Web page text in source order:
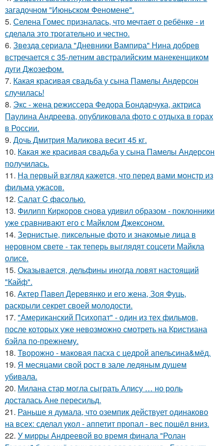
загадочном "Июньском Феномене".
5. Селена Гомес призналась, что мечтает о ребёнке - и
сделала это трогательно и честно.
6. Звeздa сериала "Дневники Вампира" Нина добрев
встречается с 35-летним австралийским манекенщиком
дуги Джозефом.
7. Какая красивая свадьба у сына Памелы Андерсон
случилась!
8. Экс - жена режиссера Федора Бондарчука, актриса
Паулина Андреева, опубликовала фото с отдыха в горах
в России.
9. Дочь Дмитрия Маликова весит 45 кг.
10. Какая же красивая свадьба у сына Памелы Андерсон
получилась.
11. На первый взгляд кажется, что перед вами монстр из
фильма ужасов.
12. Салат C фaсoлью.
13. Филипп Киркоров снова удивил образом - поклонники
уже сравнивают его с Майклом Джексоном.
14. Зернистые, пиксельные фото и знакомые лица в
неровном свете - так теперь выглядят соцсети Майкла
олисе.
15. Оказывается, дельфины иногда ловят настоящий
"Кайф".
16. Актер Павел Деревянко и его жена, Зоя Фуць,
раскрыли секрет своей молодости.
17. "Американский Психопат" - один из тех фильмов,
после которых уже невозможно смотреть на Кристиана
бэйла по-прежнему.
18. Творожно - маковая пасха с цедрой апельсина&мёд.
19. Я месяцами свой рост в зале ледяным душем
убивала.
20. Милана стар могла сыграть Алису … но роль
досталась Ане пересильд.
21. Раньше я думала, что оземпик действует одинаково
на всех: сделал укол - аппетит пропал - вес пошёл вниз.
22. У мирры Андреевой во время финала "Ролан